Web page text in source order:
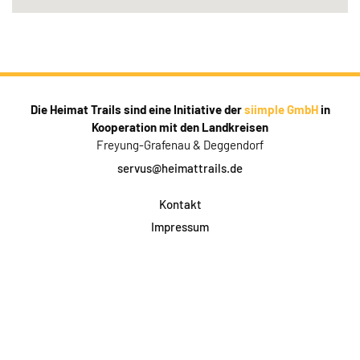
Die Heimat Trails sind eine Initiative dersiimple GmbHin
Kooperation mit den Landkreisen
Freyung-Grafenau & Deggendorf
servus@heimattrails.de
Kontakt
Impressum